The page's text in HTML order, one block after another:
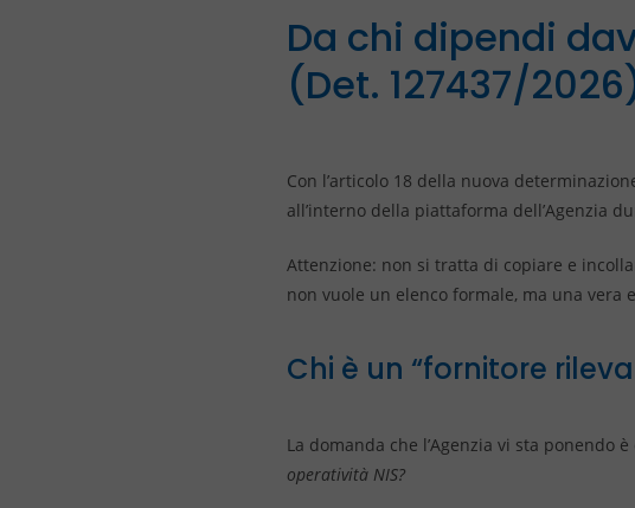
Da chi dipendi
(Det. 127437/
Con l’articolo 18 della nuova
all’interno della piattaforma dell’Agenzia
Attenzione: non si tratta di copiare e
non vuole un elenco formale, ma una vera
Chi è un “fornitore
La domanda che l’Agenzia vi sta ponendo
operatività NIS?